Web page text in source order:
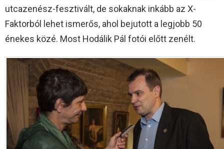
utcazenész-fesztivált, de sokaknak inkább az X-
Faktorból lehet ismerős, ahol bejutott a legjobb 50
énekes közé. Most Hodálik Pál fotói előtt zenélt.